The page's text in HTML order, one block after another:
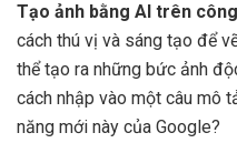
Tạo ảnh bằng AI trên
cách thú vị và sáng tạo để
thể tạo ra những bức ảnh
cách nhập vào một câu mô
năng mới này của Google?